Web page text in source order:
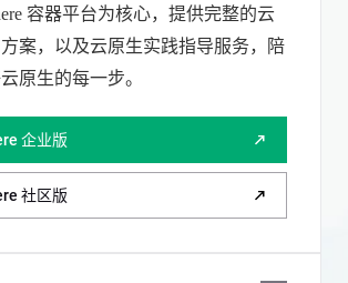
容器平台为核心，提供完整的云
案，以及云原生实践指导服务，陪
原生的每一步。
企业版
社区版